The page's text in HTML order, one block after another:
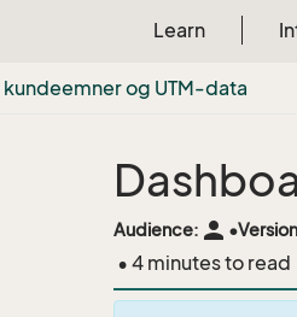
Learn
og UTM-data
Audience: person •
• 4 minutes to read